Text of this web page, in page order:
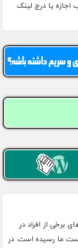
اجازه یا درج لینک
برخی از افراد در
ما رسیده است. در